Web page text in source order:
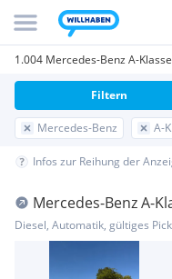
1.004 Mercedes-Benz A-
Mercedes-Benz A-
Filtern
Infos zur Reihung der
Mercedes-Benz A-
Diesel, Automatik, gültiges